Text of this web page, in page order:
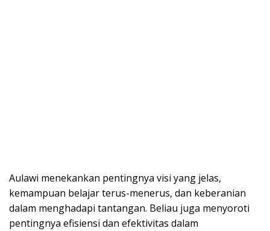
Aulawi menekankan pentingnya visi yang jelas,
kemampuan belajar terus-menerus, dan keberanian
dalam menghadapi tantangan. Beliau juga menyoroti
pentingnya efisiensi dan efektivitas dalam